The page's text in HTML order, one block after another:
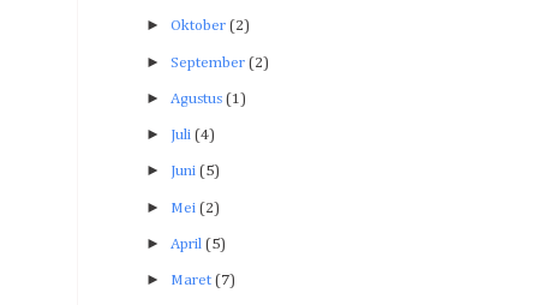
► Oktober (2)
► September (2)
► Agustus (1)
► Juli (4)
► Juni (5)
► Mei (2)
► April (5)
► Maret (7)